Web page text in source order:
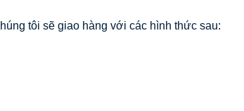
tôi sẽ giao hàng với các hình thức sau: